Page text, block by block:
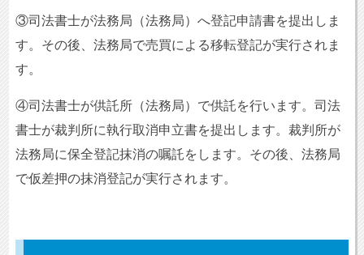
③司法書士が法務局（法務局）へ登記申請書を提出しま
す。その後、法務局で売買による移転登記が実行されま
す。
④司法書士が供託所（法務局）で供託を行います。司法
書士が裁判所に執行取消申立書を提出します。裁判所が
法務局に保全登記抹消の嘱託をします。その後、法務局
で仮差押の抹消登記が実行されます。